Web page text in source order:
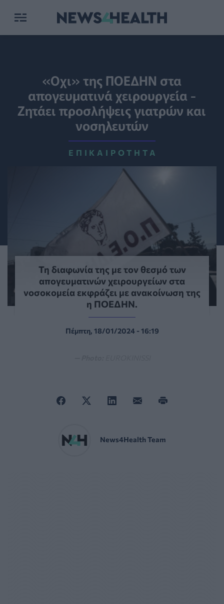
«Οχι» της ΠΟΕΔΗΝ στα
απογευματινά χειρουργεία -
Ζητάει προσλήψεις γιατρών και
νοσηλευτών
ΕΠΙΚΑΙΡΌΤΗΤΑ
Τη διαφωνία της με τον θεσμό των
απογευματινών χειρουργείων στα
νοσοκομεία εκφράζει με ανακοίνωση της
η ΠΟΕΔΗΝ.
Πέμπτη, 18/01/2024 - 16:19
News4Health Team